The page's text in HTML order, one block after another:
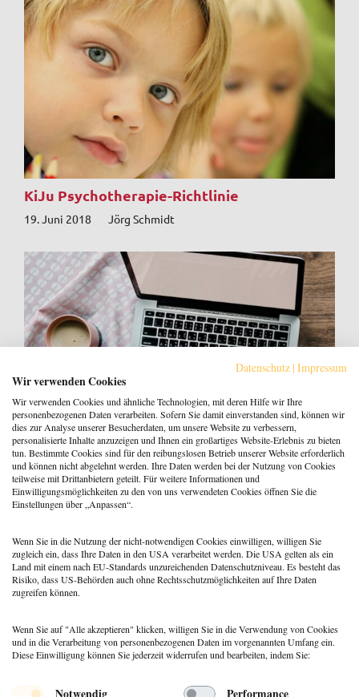
KiJu Psychotherapie-Richtlinie
19. Juni 2018 Jörg Schmidt
Sieben Schritte bis zum (eigenen) Buch
Menü
Datenschutz | Impressum
Wir verwenden Cookies
Wir verwenden Cookies und ähnliche Technologien, mit deren Hilfe wir Ihre
personenbezogenen Daten verarbeiten. Sofern Sie damit einverstanden sind, können wir
dies zur Analyse unserer Besucherdaten, um unsere Website zu verbessern,
personalisierte Inhalte anzuzeigen und Ihnen ein großartiges Website-Erlebnis zu bieten
tun. Bestimmte Cookies sind für den reibungslosen Betrieb unserer Website erforderlich
und können nicht abgelehnt werden. Ihre Daten werden bei der Nutzung von Cookies
teilweise mit Drittanbietern geteilt. Für weitere Informationen und
Einwilligungsmöglichkeiten zu den von uns verwendeten Cookies öffnen Sie die
Einstellungen über „Anpassen“.
Wenn Sie in die Nutzung der nicht-notwendigen Cookies einwilligen, willigen Sie
zugleich ein, dass Ihre Daten in den USA verarbeitet werden. Die USA gelten als ein
Land mit einem nach EU-Standards unzureichenden Datenschutzniveau. Es besteht das
Risiko, dass US-Behörden auch ohne Rechtsschutzmöglichkeiten auf Ihre Daten
zugreifen können.
Wenn Sie auf "Alle akzeptieren" klicken, willigen Sie in die Verwendung von Cookies
und in die Verarbeitung von personenbezogenen Daten im vorgenannten Umfang ein.
Diese Einwilligung können Sie jederzeit widerrufen und bearbeiten, indem Sie:
Notwendig Performance